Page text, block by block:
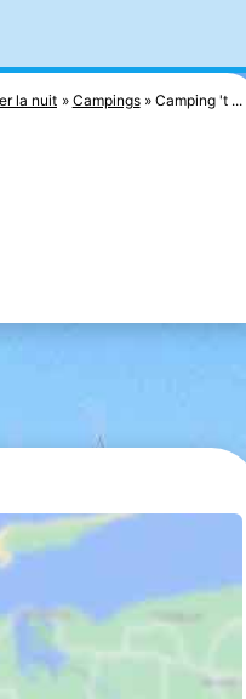
la nuit Campings Camping 't ...